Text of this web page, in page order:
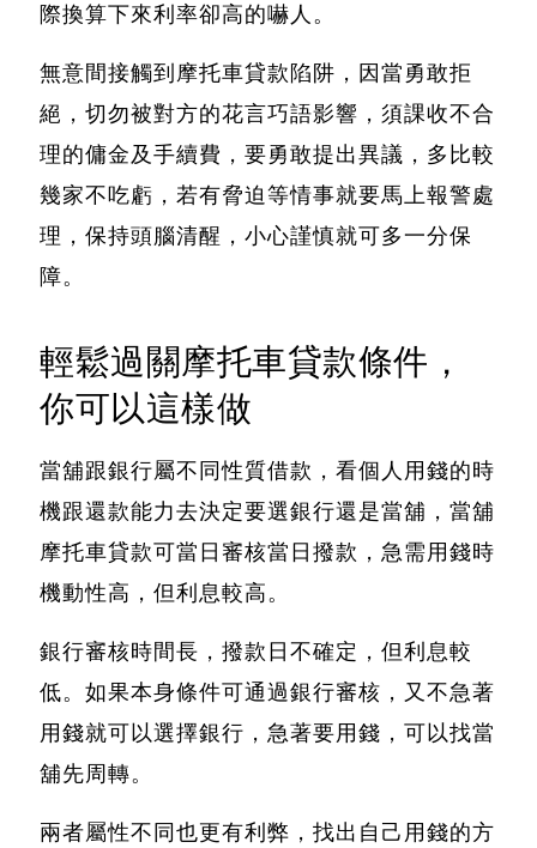
際換算下來利率卻高的嚇人。
無意間接觸到摩托車貸款陷阱，因當勇敢拒
絕， 切勿被對方的花言巧語影響，須課收不合
理的傭金及手續費，要勇敢提出異議，多比較
幾家不吃虧，若有脅迫等情事就要馬上報警處
理，保持頭腦清醒，小心謹慎就可多一分保
障。
輕鬆過關摩托車貸款條件，
你可以這樣做
當舖跟銀行屬不同性質借款，看個人用錢的時
機跟還款能力去決定要選銀行還是當舖， 當舖
摩托車貸款可當日審核當日撥款 ，急需用錢時
機動性高，但利息較高。
銀行審核時間長，撥款日不確定，但利息較
低。如果本身條件可通過銀行審核，又不急著
用錢就可以選擇銀行，急著要用錢，可以找當
舖先周轉。
兩者屬性不同也更有利弊，找出自己用錢的方